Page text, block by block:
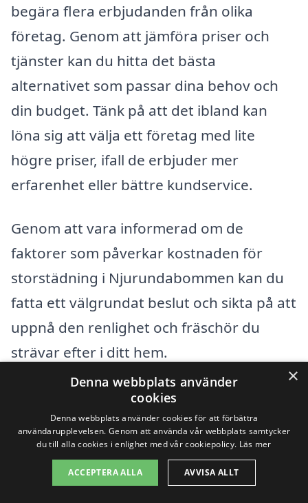
begära flera erbjudanden från olika
företag. Genom att jämföra priser och
tjänster kan du hitta det bästa
alternativet som passar dina behov och
din budget. Tänk på att det ibland kan
löna sig att välja ett företag med lite
högre priser, ifall de erbjuder mer
erfarenhet eller bättre kundservice.
Genom att vara informerad om de
faktorer som påverkar kostnaden för
storstädning i Njurundabommen kan du
fatta ett välgrundat beslut och sikta på att
uppnå den renlighet och fräschör du
strävar efter i ditt hem.
Få 3 erbjudanden, gratis och utan
förpliktelser
×
Denna webbplats använder
cookies
Denna webbplats använder cookies för att förbättra
användarupplevelsen. Genom att använda vår webbplats samtycker
du till alla cookies i enlighet med vår cookiepolicy. Läs mer
ACCEPTERA ALLA AVVISA ALLT